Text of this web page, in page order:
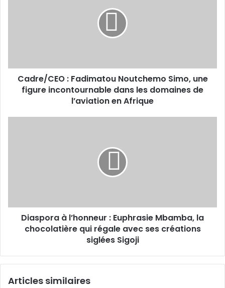
les
domaines
Cadre/CEO : Fadimatou Noutchemo Simo, une
figure incontournable dans les domaines de
l’aviation en Afrique
régale
avec
Sigoji
Diaspora à l’honneur : Euphrasie Mbamba, la
chocolatière qui régale avec ses créations
siglées Sigoji
Articles similaires